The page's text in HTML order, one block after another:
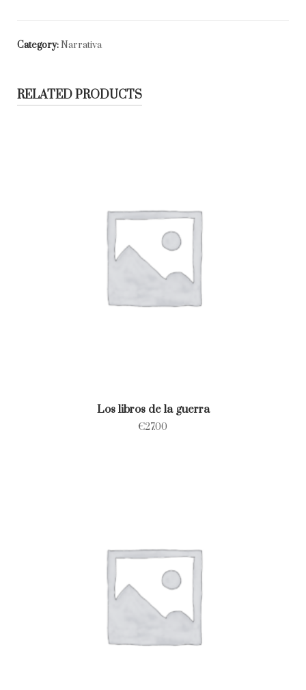
caballo
quantity
Category:Narrativa
RELATED PRODUCTS
Los libros de la guerra
€27.00